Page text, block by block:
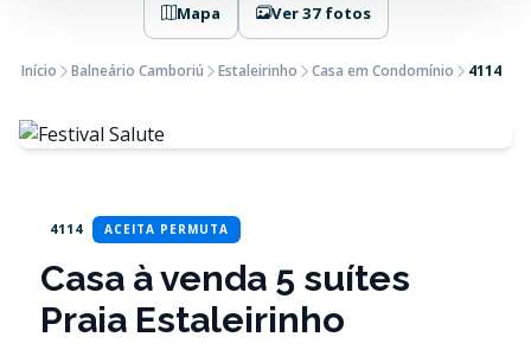
Mapa Ver 37 fotos
Início Balneário Camboriú Estaleirinho Casa em Condomínio 4114
4114 ACEITA PERMUTA
Casa à venda 5 suítes
Praia Estaleirinho